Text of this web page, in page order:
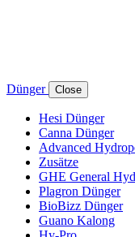
Dünger Close
Hesi Dünger
Canna Dünger
Advanced
Zusätze
GHE General
Plagron Dünger
BioBizz Dünger
Guano Kalong